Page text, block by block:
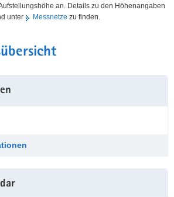
an. Details zu den Höhenangaben
unter
Messnetze zu finden.